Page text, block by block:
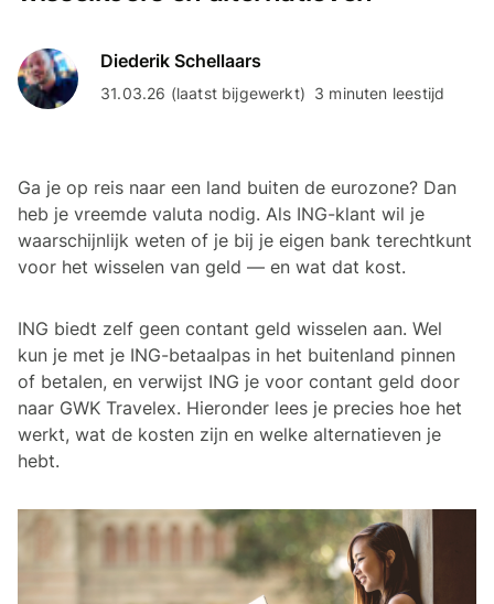
Diederik Schellaars
31.03.26 (laatst bijgewerkt) 3 minuten leestijd
Ga je op reis naar een land buiten de eurozone? Dan
heb je vreemde valuta nodig. Als ING-klant wil je
waarschijnlijk weten of je bij je eigen bank terechtkunt
voor het wisselen van geld — en wat dat kost.
ING biedt zelf geen contant geld wisselen aan. Wel
kun je met je ING-betaalpas in het buitenland pinnen
of betalen, en verwijst ING je voor contant geld door
naar GWK Travelex. Hieronder lees je precies hoe het
werkt, wat de kosten zijn en welke alternatieven je
hebt.